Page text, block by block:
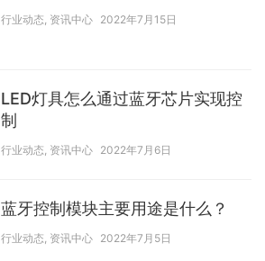
行业动态 资讯中心 2022年7月15日
LED灯具怎么通过蓝牙芯片实现控
制
行业动态, 资讯中心 2022年7月6日
蓝牙控制模块主要用途是什么？
行业动态, 资讯中心 2022年7月5日